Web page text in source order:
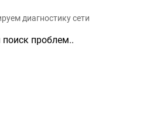
диагностику сети
поиск проблем..